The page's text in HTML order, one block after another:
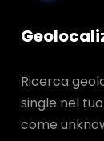
Ricerca
single nel
come